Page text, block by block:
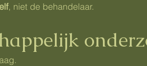
, niet de behandelaar.